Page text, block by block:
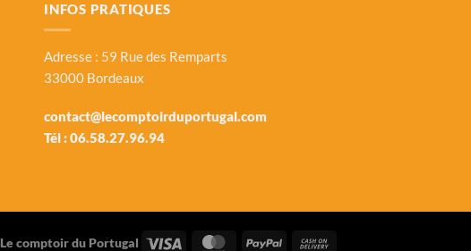
INFOS PRATIQUES
Adresse : 59 Rue des Remparts
33000 Bordeaux
contact@lecomptoirduportugal.com
Tél :06.58.27.96.94
Le comptoir du Portugal